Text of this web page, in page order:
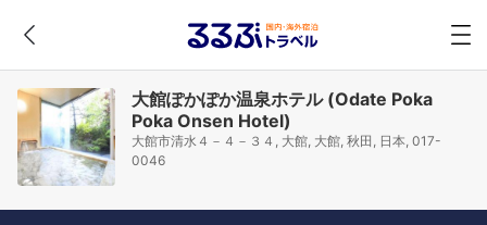
大館ぽかぽか温泉ホテル (Odate Poka
Poka Onsen Hotel)
大館市清水４－４－３４, 大館, 大館, 秋田, 日本, 017-
0046